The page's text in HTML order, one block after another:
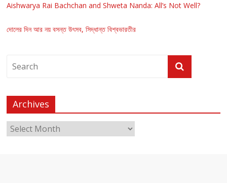
Aishwarya Rai Bachchan and Shweta Nanda: All’s Not Well?
দোলের দিন আর নয় বসন্ত উৎসব, সিদ্ধান্ত বিশ্বভারতীর
Archives